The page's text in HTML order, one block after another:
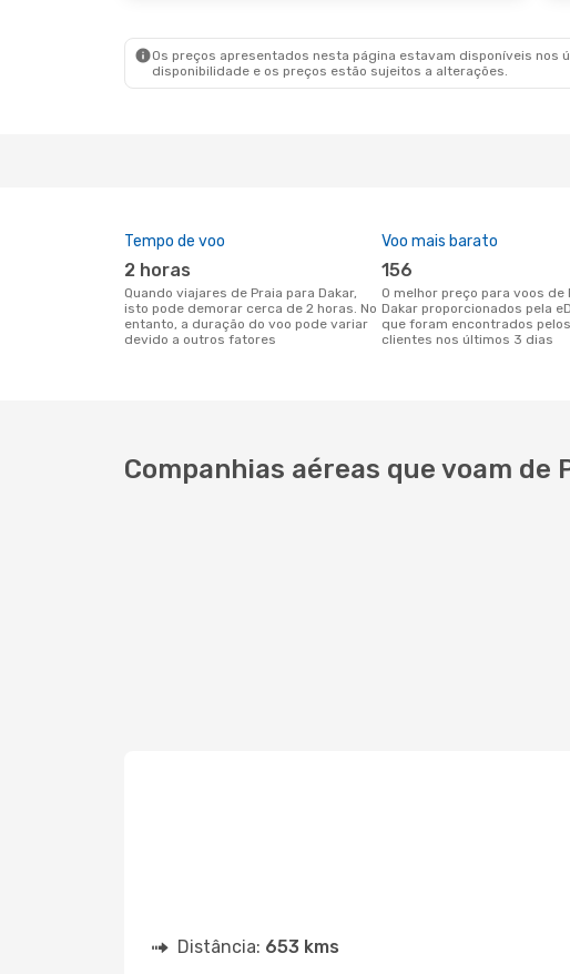
Os preços apresentados nesta página estavam disponíveis
disponibilidade e os preços estão sujeitos a alterações.
Tempo de voo
2 horas
Quando viajares de Praia para Dakar,
isto pode demorar cerca de 2 horas. No
entanto, a duração do voo pode variar
devido a outros fatores
Voo mais barato
156
O melhor preço para voos de Praia para
Dakar proporcionados pela
que foram encontrados
clientes nos últimos 3 dias
Companhias aéreas que voam de
Distância: 653 kms